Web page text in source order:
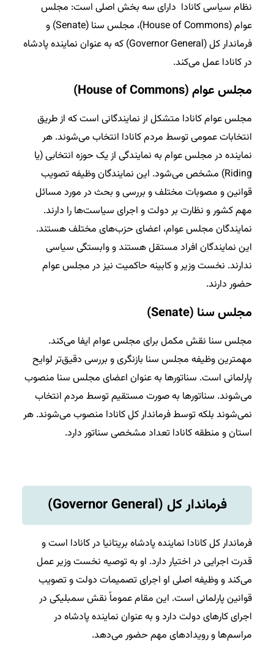
نظام سیاسی کانادا دارای سه بخش اصلی است: مجلس
عوام (House of Commons)، مجلس سنا (Senate) و
فرماندار کل (Governor General) که به عنوان نماینده پادشاه
در کانادا عمل می‌کند.
مجلس عوام (House of Commons
)
مجلس عوام کانادا متشکل از نمایندگانی است که از طریق
انتخابات عمومی توسط مردم کانادا انتخاب می‌شوند. هر
نماینده در مجلس عوام به نمایندگی از یک حوزه انتخابی (یا
Riding) مشخص می‌شود. این نمایندگان وظیفه تصویب
قوانین و مصوبات مختلف و بررسی و بحث در مورد مسائل
مهم کشور و نظارت بر دولت و اجرای سیاست‌ها را دارند.
نمایندگان مجلس عوام، اعضای حزب‌های مختلف هستند.
این نمایندگان افراد مستقل هستند و وابستگی سیاسی
ندارند. نخست وزیر و کابینه حاکمیت نیز در مجلس عوام
حضور دارند.
مجلس سنا (Senate
)
مجلس سنا نقش مکمل برای مجلس عوام ایفا می‌کند.
مهمترین وظیفه مجلس سنا بازنگری و بررسی دقیق‌تر لوایح
پارلمانی است. سناتورها به عنوان اعضای مجلس سنا منصوب
می‌شوند. سناتورها به صورت مستقیم توسط مردم انتخاب
نمی‌شوند بلکه توسط فرماندار کل کانادا منصوب می‌شوند. هر
استان و منطقه کانادا تعداد مشخصی سناتور دارد.
فرماندار کل (Governor General
)
فرماندار کل کانادا نماینده پادشاه بریتانیا در کانادا است و
قدرت اجرایی در اختیار دارد. او به توصیه نخست وزیر عمل
می‌کند و وظیفه اصلی او اجرای تصمیمات دولت و تصویب
قوانین پارلمانی است. این مقام عموماً نقش سمبلیکی در
اجرای کارهای دولت دارد و به عنوان نماینده پادشاه در
مراسم‌ها و رویدادهای مهم حضور می‌دهد.